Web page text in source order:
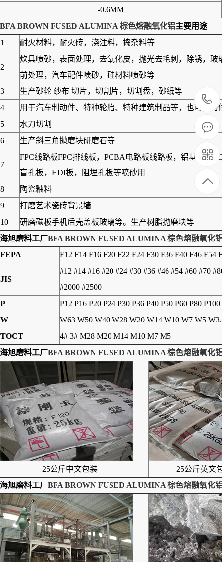
-0.6MM
BFA BROWN FUSED ALUMINA 棕色熔融氧化铝主要用途
1
耐火材料，耐火砖，浇注料，捣杂料等
2
炊具喷砂，表面处理，去氧化皮，抛光去毛刺，除锈，
前处理，汽车配件喷砂，硅材料喷砂等
3
生产砂轮 纱布 切片，切割片，切割盘，砂纸等
4
用于汽车制动件、特种轮胎、特种建筑制品等，也可作
5
水刀切割
6
生产斜三角抛磨块研磨石等
7
FPC线路板FPC排线板，PCBA电路板线路板，铝基板，
盲孔板，HDI板，阻埋孔板等喷砂用
8
陶瓷釉料
9
打磨艺术瓷砖背景墙
10
研磨碳板手机后壳盖板玻璃等。生产树脂抛磨块等
海旭磨料工厂BFA BROWN FUSED ALUMINA 棕色熔融氧化
FEPA
F12 F14 F16 F20 F22 F24 F30 F36 F40 F46 F54
JIS
#12 #14 #16 #20 #24 #30 #36 #46 #54 #60 #70
#2000 #2500
P
P12 P16 P20 P24 P30 P36 P40 P50 P60 P80
W
W63 W50 W40 W28 W20 W14 W10 W7 W5
TOCT
4# 3# M28 M20 M14 M10 M7 M5
海旭磨料工厂BFA BROWN FUSED ALUMINA 棕色熔融氧化
25公斤中文包装
25公斤英文
海旭磨料工厂BFA BROWN FUSED ALUMINA 棕色熔融氧化